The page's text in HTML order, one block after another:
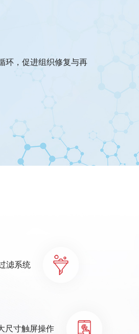
环，促进组织修复与再
滤系统
尺寸触屏操作